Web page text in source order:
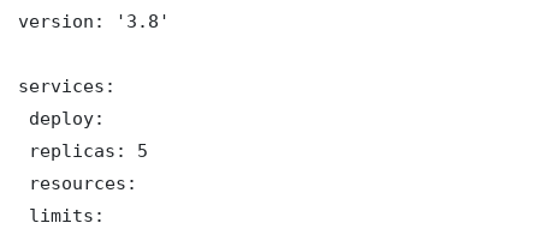
version: '3.8'
services:
deploy:
replicas: 5
resources:
limits: